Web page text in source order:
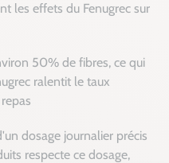
les effets du Fenugrec sur
50% de fibres, ce qui
ralentit le taux
dosage journalier précis
respecte ce dosage,